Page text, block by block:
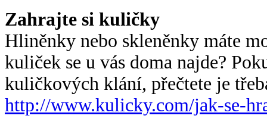
Zahrajte si kuličky
Hliněnky nebo skleněnky máte
kuliček se u vás doma najde?
kuličkových klání, přečtete je
http://www.kulicky.com/jak-se-